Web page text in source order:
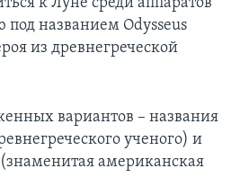
под названием Odysseus
из древнегреческой
вариантов – названия
ученого) и
американская